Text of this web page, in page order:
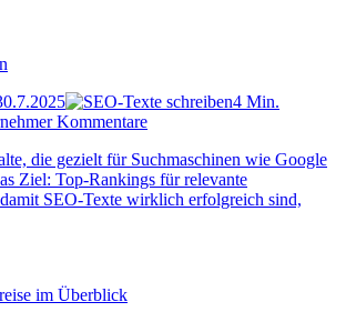
4 Min.
Kommentare
die gezielt für Suchmaschinen wie Google
Ziel: Top-Rankings für relevante
SEO-Texte wirklich erfolgreich sind,
im Überblick